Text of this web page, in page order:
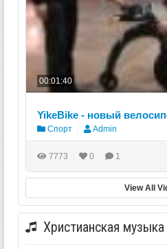
00:01:40
YikeBike - новый
Спорт Admin
7773 0 1
View All
Христианская музыка